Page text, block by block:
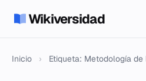
Wikiversidad
Inicio › Etiqueta: Metodología